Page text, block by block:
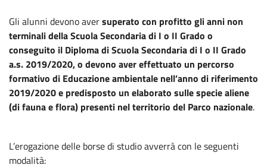
Gli alunni devono aversuperato con profitto gli anni non
terminali della Scuola Secondaria di I o II Grado o
conseguito il Diploma di Scuola Secondaria di I o II Grado
a.s. 2019/2020, o devono aver effettuato un percorso
formativo di Educazione ambientale nell’anno di riferimento
2019/2020 e predisposto un elaborato sulle specie aliene
(di fauna e flora) presenti nel territorio del Parco nazionale.
L’erogazione delle borse di studio avverrà con le seguenti
modalità: